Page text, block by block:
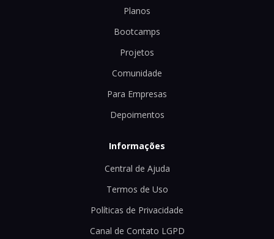
Planos
Bootcamps
Projetos
Comunidade
Para Empresas
Depoimentos
Informações
Central de Ajuda
Termos de Uso
Políticas de Privacidade
Canal de Contato LGPD